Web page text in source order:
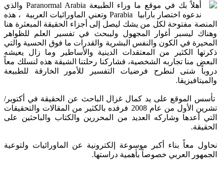
أهلاً بك في موقع ما وراء الطبيعة Paranormal Arabia والذي
ندعوه اختصار بارابيا Parabia وتعني الماورائيات العربية ، هذه
المنصة مفتوحة لكل من يشك ليصل إلى أجزاء الحقيقة المبعثرة هنا
وهناك ليسبر أغوار المجهول وليبحث في تفسير العلم للظواهر
المحيرة في الكون والنفس البشرية والقدرات ما فوق الحسية والتي
ذكرتها الكثير من المعتقدات الدينية والأساطير وما زال يعيشه
البعض منا تجاربه الشخصية، فشاركنا رحلتنا الشيقة هذه لنسلك معاً
دروباً شتى لنطرح فرضيات التفسير للأمور الخارقة للطبيعة
والميتافيزيقا.
تأسس الموقع على يد كمال غزال الباحث عن الحقيقة في أكتوبر/
تشرين الأول من عام 2008 فرفده بالكثير من المقالات والتحقيقات
التي أعدها وشاركه العديد من المحررين والكتاب والباحثين على
الحقيقة.
نحاول معاً بناء أكبر موسوعة إلكترونية عن الماورائيات ولتوعية
الجمهور العربي خصوصاً بأهمية دراستها.